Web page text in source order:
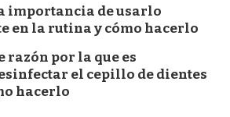
importancia de usarlo
en la rutina y cómo hacerlo
razón por la que es
el cepillo de dientes
hacerlo